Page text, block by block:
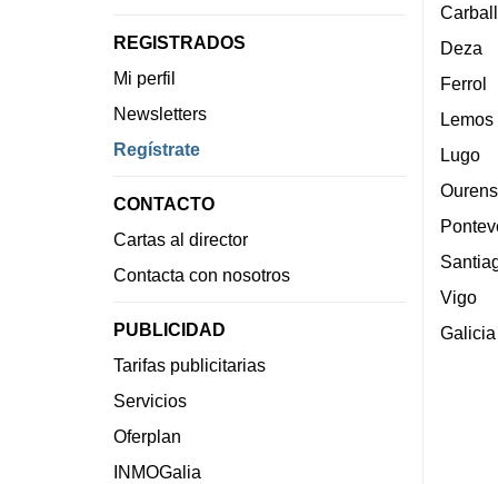
REGISTRADOS
Mi perfil
Newsletters
Regístrate
CONTACTO
Cartas al director
Contacta con nosotros
PUBLICIDAD
Tarifas publicitarias
Servicios
Oferplan
INMOGalia
Deza
Ferrol
Lemos
Lugo
Vigo